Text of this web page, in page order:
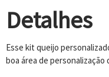
Detalhes
Esse kit queijo
boa área de personalização